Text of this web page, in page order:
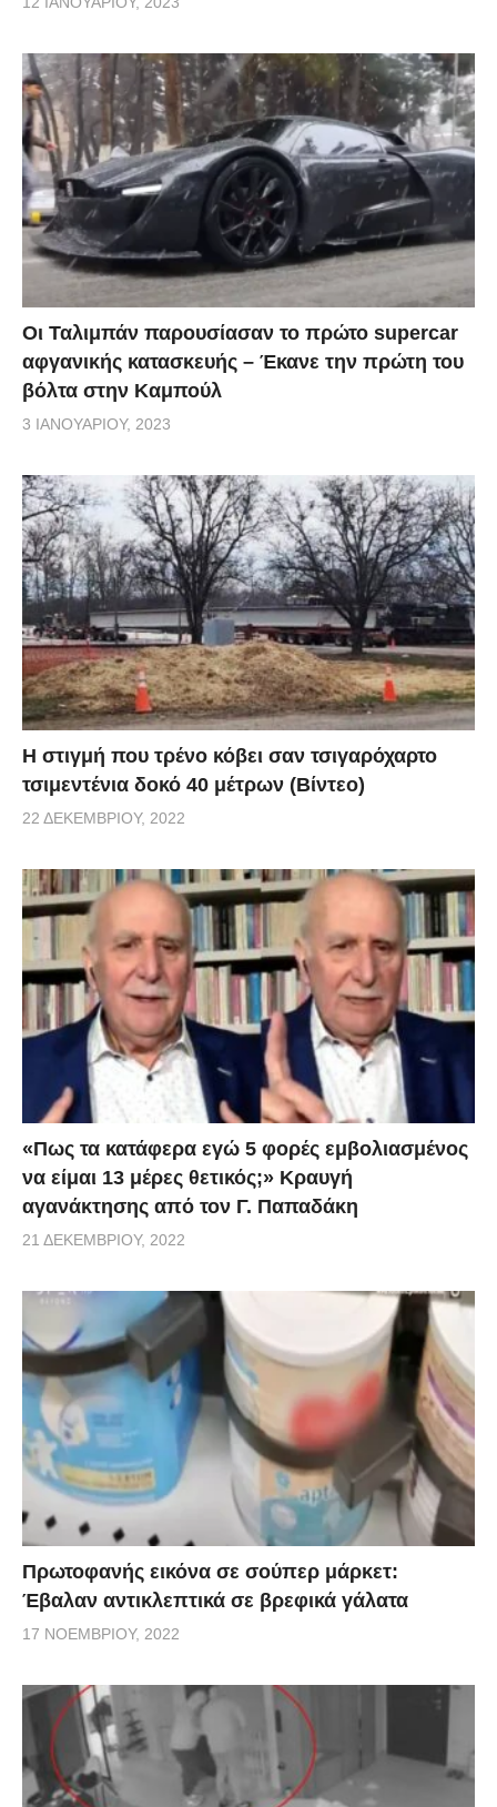
Οι Ταλιμπάν παρουσίασαν το πρώτο supercar
αφγανικής κατασκευής – Έκανε την πρώτη του
βόλτα στην Καμπούλ
3 ΙΑΝΟΥΑΡΊΟΥ, 2023
H στιγμή που τρένο κόβει σαν τσιγαρόχαρτο
τσιμεντένια δοκό 40 μέτρων (Βίντεο)
22 ΔΕΚΕΜΒΡΊΟΥ, 2022
«Πως τα κατάφερα εγώ 5 φορές εμβoλιασμένος
να είμαι 13 μέρες θετικός;» Κραυγή
αγανάκτησης από τον Γ. Παπαδάκη
21 ΔΕΚΕΜΒΡΊΟΥ, 2022
Πρωτοφανής εικόνα σε σούπερ μάρκετ:
Έβαλαν αντικλεπτικά σε βρεφικά γάλατα
17 ΝΟΕΜΒΡΊΟΥ, 2022